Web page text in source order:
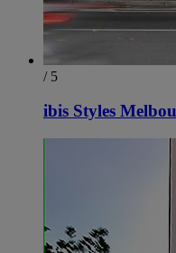
/ 5
ibis Styles